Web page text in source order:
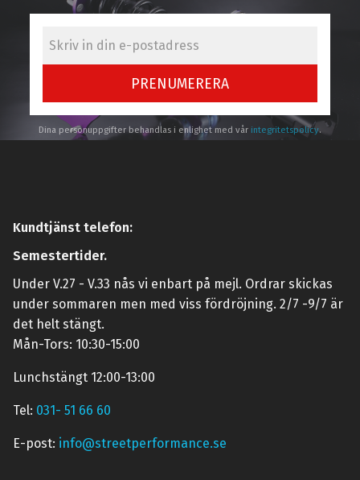
PRENUMERERA
Dina personuppgifter behandlas i enlighet med vår integritetspolicy.
Kundtjänst telefon:
Semestertider.
Under V.27 - V.33 nås vi enbart på mejl. Ordrar skickas
under sommaren men med viss fördröjning. 2/7 -9/7 är
det helt stängt.
Mån-Tors: 10:30-15:00
Lunchstängt 12:00-13:00
Tel: 031- 51 66 60
E-post: info@streetperformance.se